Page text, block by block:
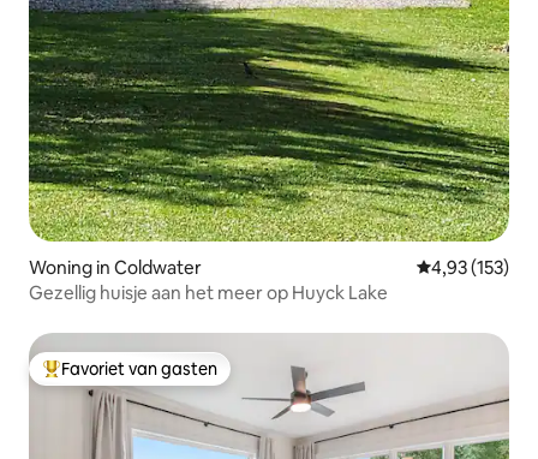
Woning in Coldwater Gemiddelde
4,93 (153)
Gezellig huisje aan het meer op Huyck Lake
Topfavoriet van gasten
Favoriet van gasten